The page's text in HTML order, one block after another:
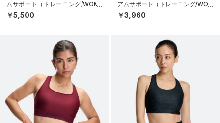
ムサポート（トレーニング/WOME
N）
￥5,500
アムサポート（トレーニング/WOM
EN）
￥3,960